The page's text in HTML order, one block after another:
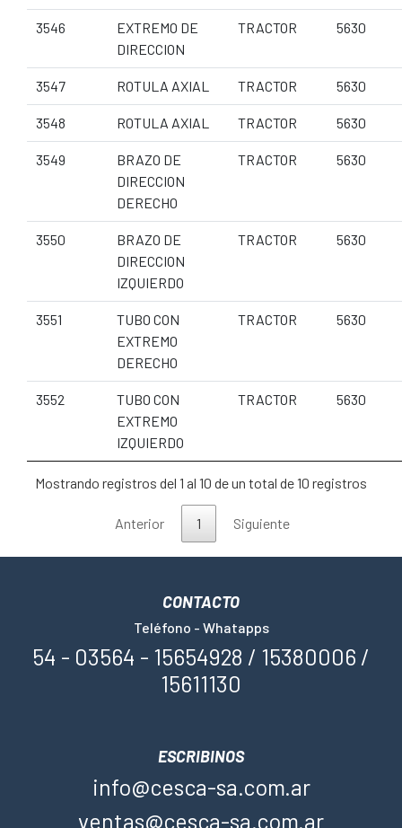
3546
EXTREMO DE
DIRECCION
TRACTOR 5630
3547 ROTULA AXIAL TRACTOR 5630
3548 ROTULA AXIAL TRACTOR 5630
3549
BRAZO DE
DIRECCION
DERECHO
TRACTOR 5630
3550
BRAZO DE
DIRECCION
IZQUIERDO
TRACTOR 5630
3551
TUBO CON
EXTREMO
DERECHO
TRACTOR 5630
3552
TUBO CON
EXTREMO
IZQUIERDO
TRACTOR 5630
Mostrando registros del 1 al 10 de un total de 10 registros
Anterior 1 Siguiente
CONTACTO
Teléfono - Whatapps
54 - 03564 - 15654928 / 15380006 /
15611130
ESCRIBINOS
info@cesca-sa.com.ar
ventas@cesca-sa.com.ar